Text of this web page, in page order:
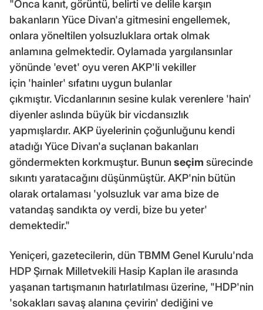
"Onca kanıt, görüntü, belirti ve delile karşın
bakanların Yüce Divan'a gitmesini engellemek,
onlara yöneltilen yolsuzluklara ortak olmak
anlamına gelmektedir. Oylamada yargılansınlar
yönünde 'evet' oyu veren AKP'li vekiller
için 'hainler' sıfatını uygun bulanlar
çıkmıştır. Vicdanlarının sesine kulak verenlere 'hain'
diyenler aslında büyük bir vicdansızlık
yapmışlardır. AKP üyelerinin çoğunluğunu kendi
atadığı Yüce Divan'a suçlanan bakanları
göndermekten korkmuştur. Bununseçim sürecinde
sıkıntı yaratacağını düşünmüştür. AKP'nin bütün
olarak ortalaması 'yolsuzluk var ama bize de
vatandaş sandıkta oy verdi, bize bu yeter'
demektedir."
Yeniçeri, gazetecilerin, dün TBMM Genel Kurulu'nda
HDP Şırnak Milletvekili Hasip Kaplan ile arasında
yaşanan tartışmanın hatırlatılması üzerine, "HDP'nin
'sokakları savaş alanına çevirin' dediğini ve